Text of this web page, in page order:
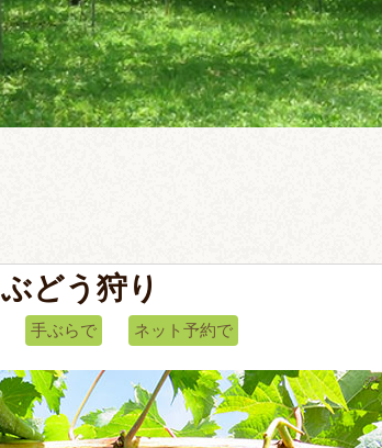
ぶどう狩り
手ぶらで ネット予約で